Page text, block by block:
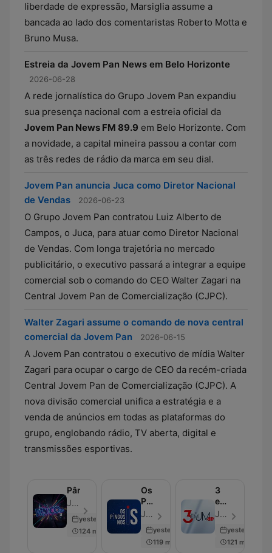
liberdade de expressão, Marsiglia assume a
bancada ao lado dos comentaristas Roberto Motta e
Bruno Musa.
Estreia da Jovem Pan News em Belo Horizonte
2026-06-28
A rede jornalística do Grupo Jovem Pan expandiu
sua presença nacional com a estreia oficial da
Jovem Pan News FM 89.9 em Belo Horizonte. Com
a novidade, a capital mineira passou a contar com
as três redes de rádio da marca em seu dial.
Jovem Pan anuncia Juca como Diretor Nacional
de Vendas
2026-06-23
O Grupo Jovem Pan contratou Luiz Alberto de
Campos, o Juca, para atuar como Diretor Nacional
de Vendas. Com longa trajetória no mercado
publicitário, o executivo passará a integrar a equipe
comercial sob o comando do CEO Walter Zagari na
Central Jovem Pan de Comercialização (CJPC).
Walter Zagari assume o comando de nova central
comercial da Jovem Pan
2026-06-15
A Jovem Pan contratou o executivo de mídia Walter
Zagari para ocupar o cargo de CEO da recém-criada
Central Jovem Pan de Comercialização (CJPC). A
nova divisão comercial unifica a estratégia e a
venda de anúncios em todas as plataformas do
grupo, englobando rádio, TV aberta, digital e
transmissões esportivas.
Pânico
Jovem Pan - Episodio 676
yesterday
124 min
Os
Pingos
nos
Jovem Pan - Episodio 629
yesterday
119 min
3
em
1Jovem Pan - Episodio 1961
yesterday
121 min